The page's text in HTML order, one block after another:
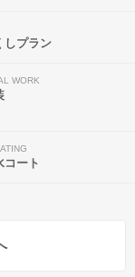
しプラン
WORK
コート